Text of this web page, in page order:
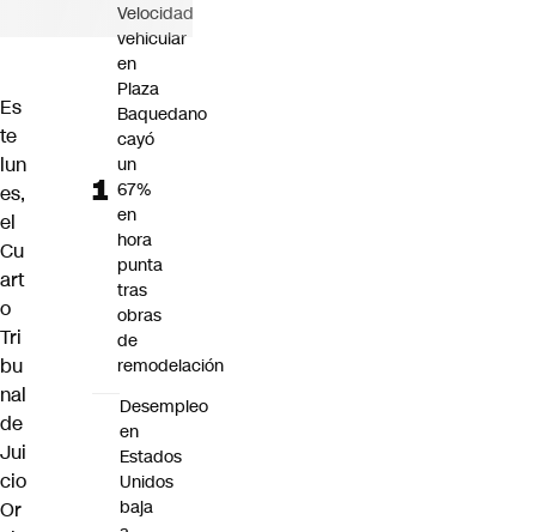
Es
te
lun
es,
el
Cu
art
o
Tri
bu
nal
de
Jui
cio
Or
Velocidad
vehicular
en
Plaza
Baquedano
cayó
un
67%
en
hora
punta
tras
obras
de
remodelación
Desempleo
en
Estados
Unidos
baja